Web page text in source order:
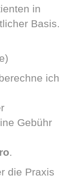
in
Basis.
ich
Gebühr
.
die Praxis